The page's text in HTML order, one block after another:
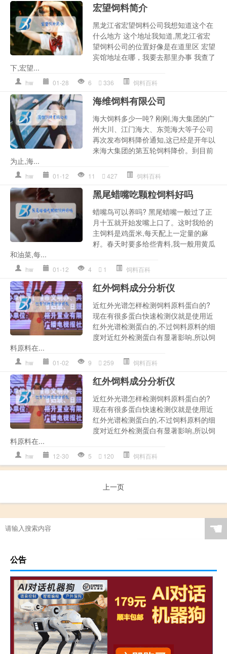
宏望饲料简介
黑龙江省宏望饲料公司我想知道这个在
什么地方 这个地址我知道,黑龙江省宏
望饲料公司的位置好像是在道里区 宏望
宾馆地址在哪，我要去那里办事 我查了
下,宏望...
hw 01-28 6 336 饲料百科
海维饲料有限公司
海大饲料多少一吨? 刚刚,海大集团的广
州大川、江门海大、东莞海大等子公司
再次发布饲料降价通知,这已经是开年以
来海大集团的第五轮饲料降价。到目前
为止,海...
hw 01-12 11 427 饲料百科
黑尾蜡嘴吃颗粒饲料好吗
蜡嘴鸟可以养吗? 黑尾蜡嘴一般过了正
月十五就开始发嘴上口了。这时我给的
主饲料是鸡蛋米,每天配上一定量的麻
籽。春天时要多给些青料,我一般用黄瓜
和油菜,每...
hw 01-12 4 1 饲料百科
红外饲料成分分析仪
近红外光谱怎样检测饲料原料蛋白的?
现在有很多蛋白快速检测仪就是使用近
红外光谱检测蛋白的,不过饲料原料的细
度对近红外检测蛋白有显著影响,所以饲
料原料在...
hw 01-02 9 259 饲料百科
红外饲料成分分析仪
近红外光谱怎样检测饲料原料蛋白的?
现在有很多蛋白快速检测仪就是使用近
红外光谱检测蛋白的,不过饲料原料的细
度对近红外检测蛋白有显著影响,所以饲
料原料在...
hw 12-30 5 120 饲料百科
上一页
☚
公告